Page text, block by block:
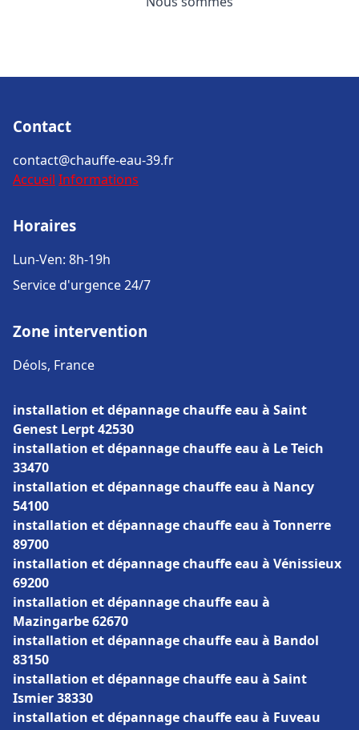
Contact
contact@chauffe-eau-39.fr
Accueil Informations
Horaires
Lun-Ven: 8h-19h
Service d'urgence 24/7
Zone intervention
Déols, France
installation et dépannage chauffe eau à Saint
Genest Lerpt 42530
installation et dépannage chauffe eau à Le Teich
33470
installation et dépannage chauffe eau à Nancy
54100
installation et dépannage chauffe eau à Tonnerre
89700
installation et dépannage chauffe eau à Vénissieux
69200
installation et dépannage chauffe eau à
Mazingarbe 62670
installation et dépannage chauffe eau à Bandol
83150
installation et dépannage chauffe eau à Saint
Ismier 38330
installation et dépannage chauffe eau à Fuveau